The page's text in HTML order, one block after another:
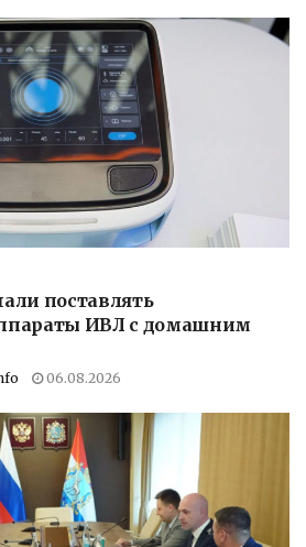
поставлять
ИВЛ с домашним
06.08.2026